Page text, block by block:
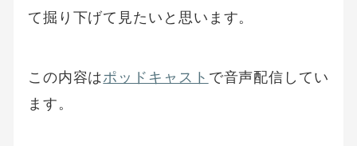
て掘り下げて見たいと思います。
この内容はポッドキャスト で音声配信してい
ます。